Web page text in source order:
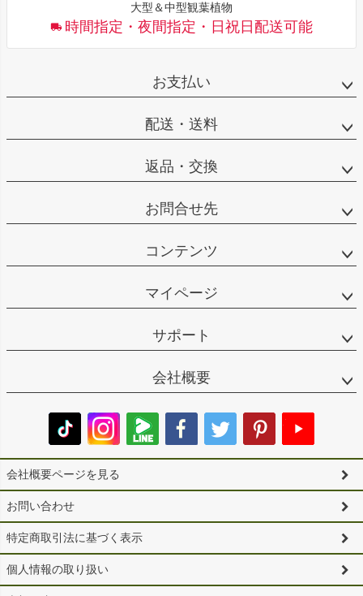
大型＆中型観葉植物
時間指定・夜間指定・日祝日配送可能
お支払い
配送・送料
返品・交換
お問合せ先
コンテンツ
マイページ
サポート
会社概要
会社概要ページを見る
お問い合わせ
特定商取引法に基づく表示
個人情報の取り扱い